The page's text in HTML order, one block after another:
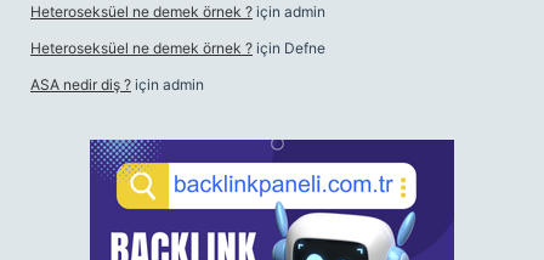
Heteroseksüel ne demek örnek ? için admin
Heteroseksüel ne demek örnek ? için Defne
ASA nedir diş ? için admin